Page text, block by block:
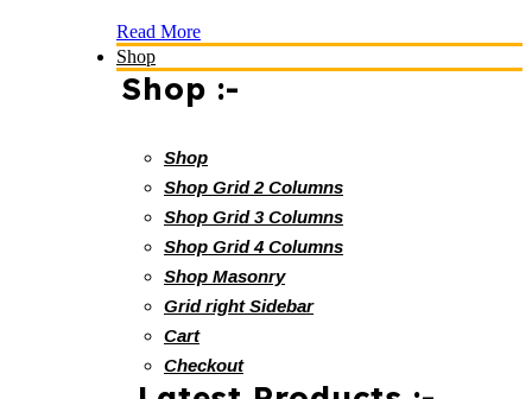
Read More
Shop
Shop :-
Shop
Shop Grid 2 Columns
Shop Grid 3 Columns
Shop Grid 4 Columns
Shop Masonry
Grid right Sidebar
Cart
Checkout